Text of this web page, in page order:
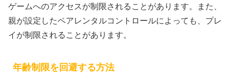
ゲームへのアクセスが制限されることがあります。また、
親が設定したペアレンタルコントロールによっても、プレ
イが制限されることがあります。
年齢制限を回避する方法